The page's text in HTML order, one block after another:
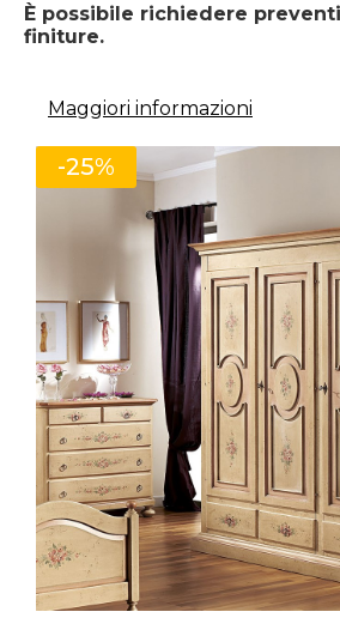
È possibile richiedere
finiture.
Maggiori informazioni
-25%